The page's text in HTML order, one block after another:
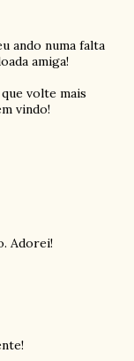
ando numa falta
amiga!
volte mais
vindo!
Adorei!